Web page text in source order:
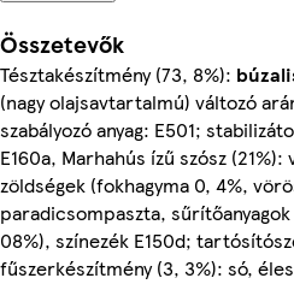
Összetevők
Tésztakészítmény (73, 8%):
(nagy olajsavtartalmú) változó
szabályozó anyag: E501;
E160a, Marhahús ízű szósz
zöldségek (fokhagyma 0, 4%,
paradicsompaszta,
08%), színezék E150d;
fűszerkészítmény (3, 3%): só,